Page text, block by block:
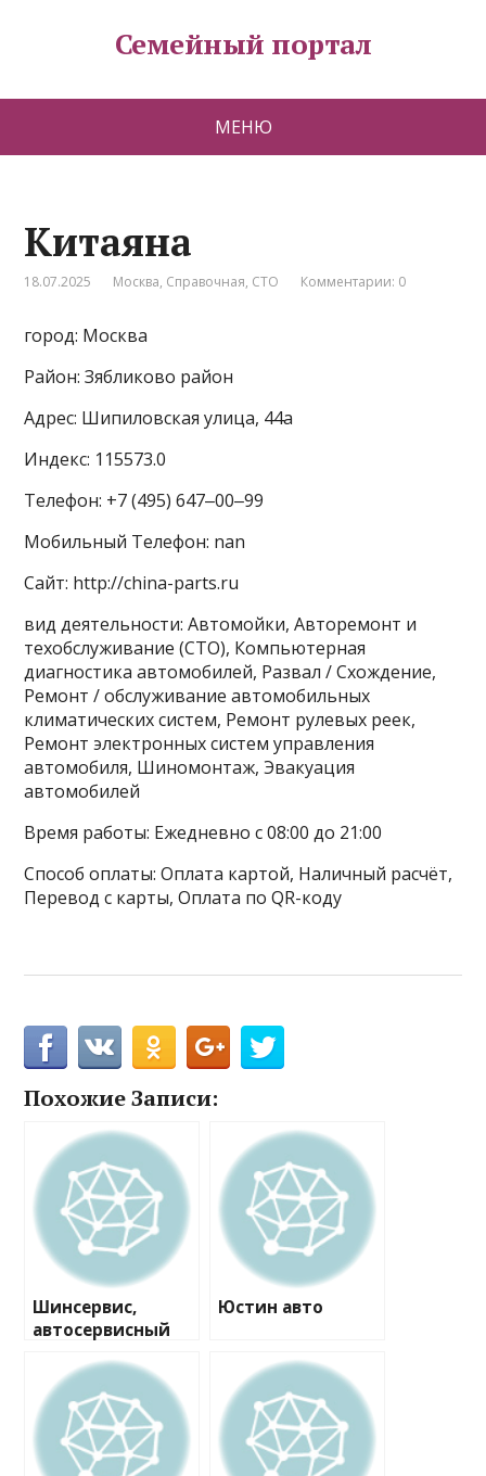
Семейный портал
МЕНЮ
Китаяна
18.07.2025 Москва, Справочная, СТО Комментарии: 0
город: Москва
Район: Зябликово район
Адрес: Шипиловская улица, 44а
Индекс: 115573.0
Телефон: +7 (495) 647‒00‒99
Мобильный Телефон: nan
Сайт: http://china-parts.ru
вид деятельности: Автомойки, Авторемонт и
техобслуживание (СТО), Компьютерная
диагностика автомобилей, Развал / Схождение,
Ремонт / обслуживание автомобильных
климатических систем, Ремонт рулевых реек,
Ремонт электронных систем управления
автомобиля, Шиномонтаж, Эвакуация
автомобилей
Время работы: Ежедневно с 08:00 до 21:00
Способ оплаты: Оплата картой, Наличный расчёт,
Перевод с карты, Оплата по QR-коду
Похожие Записи:
Шинсервис,
автосервисный
Юстин авто